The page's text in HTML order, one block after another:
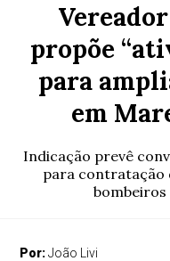
propõe
para
em
Indicação prevê
para contratação
Por:João Livi